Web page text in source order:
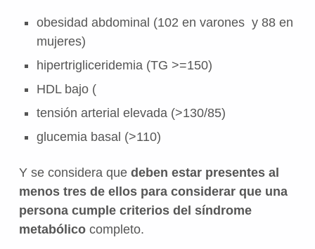
obesidad abdominal (102 en varones y 88 en
mujeres)
hipertrigliceridemia (TG >=150)
HDL bajo (
tensión arterial elevada (>130/85)
glucemia basal (>110)
Y se considera que deben estar presentes al
menos tres de ellos para considerar que una
persona cumple criterios del síndrome
metabólicocompleto.